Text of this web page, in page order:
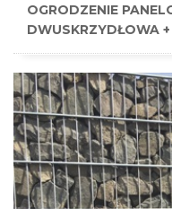
OGRODZENIE
DWUSKRZYDŁOWA